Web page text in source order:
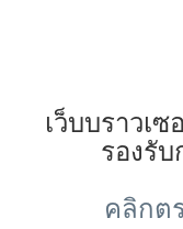
เว็บบราวเ
รองรั
คลิกต